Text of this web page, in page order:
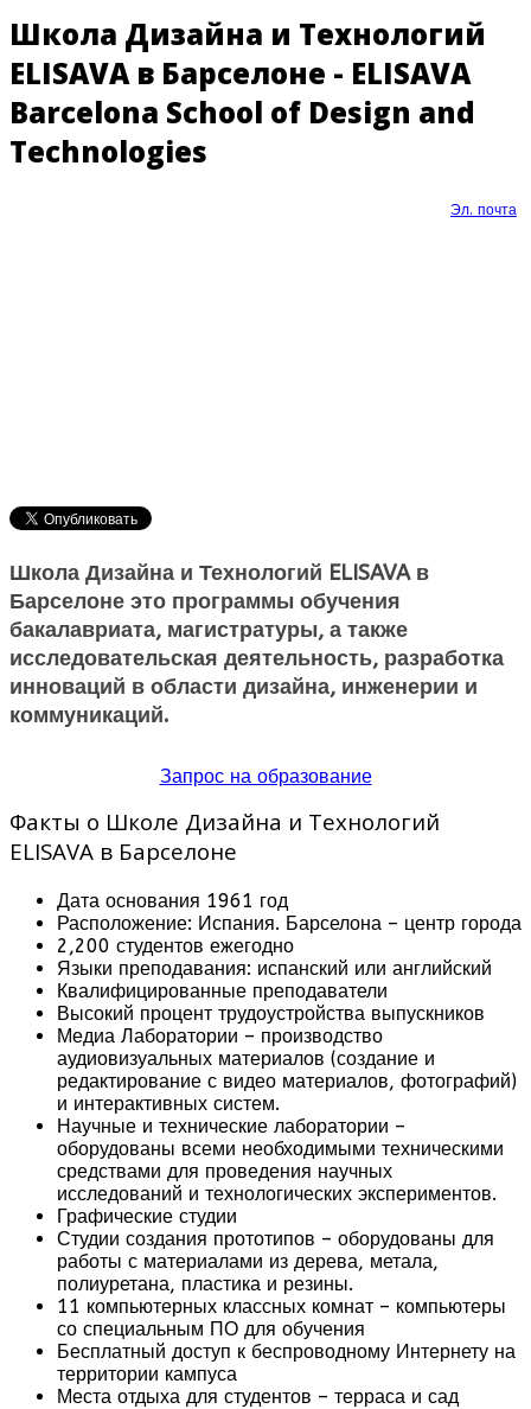
Школа Дизайна и Технологий
ELISAVA в Барселоне - ELISAVA
Barcelona School of Design and
Technologies
Эл. почта
Школа Дизайна и Технологий ELISAVA в
Барселоне это программы обучения
бакалавриата, магистратуры, а также
исследовательская деятельность, разработка
инноваций в области дизайна, инженерии и
коммуникаций.
Запрос на образование
Факты о Школе Дизайна и Технологий
ELISAVA в Барселоне
Дата основания 1961 год
Расположение: Испания. Барселона – центр города
2,200 студентов ежегодно
Языки преподавания: испанский или английский
Квалифицированные преподаватели
Высокий процент трудоустройства выпускников
Медиа Лаборатории – производство
аудиовизуальных материалов (создание и
редактирование с видео материалов, фотографий)
и интерактивных систем.
Научные и технические лаборатории –
оборудованы всеми необходимыми техническими
средствами для проведения научных
исследований и технологических экспериментов.
Графические студии
Студии создания прототипов – оборудованы для
работы с материалами из дерева, метала,
полиуретана, пластика и резины.
11 компьютерных классных комнат – компьютеры
со специальным ПО для обучения
Бесплатный доступ к беспроводному Интернету на
территории кампуса
Места отдыха для студентов – терраса и сад